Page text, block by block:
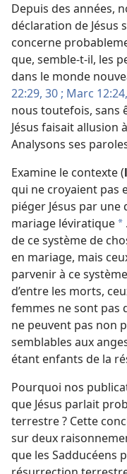
Depuis des années,
déclaration de Jésus
concerne
que, semble-t-il, les
dans le monde
22:29, 30 ; Marc
nous toutefois, sans
Jésus faisait allusion
Analysons ses
Examine le contexte (
qui ne croyaient pas
piéger Jésus par
mariage léviratique *
de ce système de
en mariage, mais
parvenir à ce
d’entre les morts,
femmes ne sont pas
ne peuvent pas non
semblables aux
étant enfants de la
Pourquoi nos
que Jésus parlait
terrestre ? Cette
sur deux
que les Sadducéens